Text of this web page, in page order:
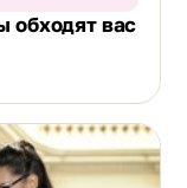
обходят вас